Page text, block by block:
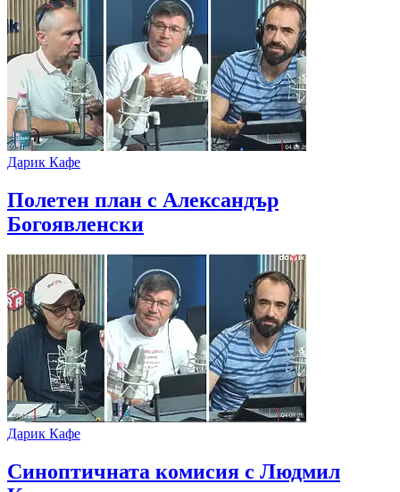
Дарик Кафе
Полетен план с Александър
Богоявленски
Дарик Кафе
Синоптичната комисия с Людмил